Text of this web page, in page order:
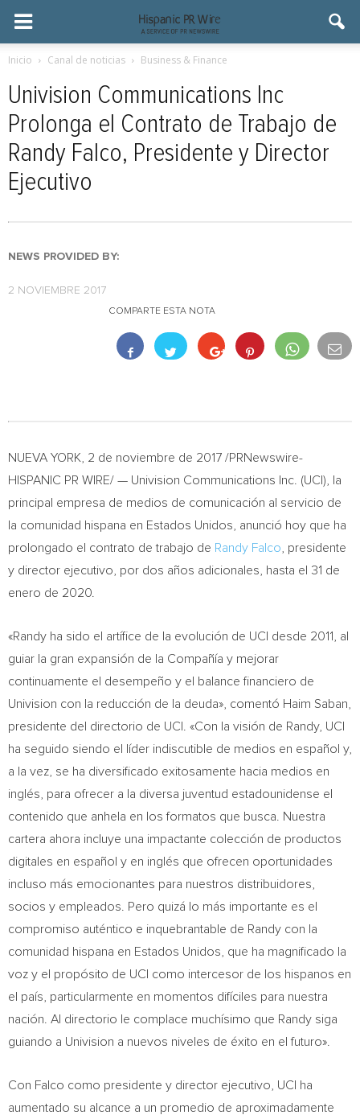
Inicio Canal de noticias Business & Finance
Univision Communications Inc
Prolonga el Contrato de Trabajo de
Randy Falco, Presidente y Director
Ejecutivo
NEWS PROVIDED BY:
2 NOVIEMBRE 2017
COMPARTE ESTA NOTA
NUEVA YORK , 2 de noviembre de 2017 /PRNewswire-
HISPANIC PR WIRE/ — Univision Communications Inc. (UCI), la
principal empresa de medios de comunicación al servicio de
la comunidad hispana en Estados Unidos, anunció hoy que ha
prolongado el contrato de trabajo de Randy Falco , presidente
y director ejecutivo, por dos años adicionales, hasta el 31 de
enero de 2020.
«Randy ha sido el artífice de la evolución de UCI desde 2011, al
guiar la gran expansión de la Compañía y mejorar
continuamente el desempeño y el balance financiero de
Univision con la reducción de la deuda», comentó Haim Saban
presidente del directorio de UCI. «Con la visión de Randy, UCI
ha seguido siendo el líder indiscutible de medios en español y,
a la vez, se ha diversificado exitosamente hacia medios en
inglés, para ofrecer a la diversa juventud estadounidense el
contenido que anhela en los formatos que busca. Nuestra
cartera ahora incluye una impactante colección de productos
digitales en español y en inglés que ofrecen oportunidades
incluso más emocionantes para nuestros distribuidores,
socios y empleados. Pero quizá lo más importante es el
compromiso auténtico e inquebrantable de Randy con la
comunidad hispana en Estados Unidos, que ha magnificado la
voz y el propósito de UCI como intercesor de los hispanos en
el país, particularmente en momentos difíciles para nuestra
nación. Al directorio le complace muchísimo que Randy siga
guiando a Univision a nuevos niveles de éxito en el futuro».
Con Falco como presidente y director ejecutivo, UCI ha
aumentado su alcance a un promedio de aproximadamente